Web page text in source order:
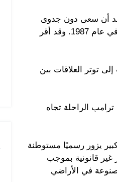
القبض عليه من قبل عملاء مكتب التحقيقات الفدرالي في عام 1985 بعد أن سعى دون جدوى
للجوء في السفارة الإسرائيلية في واشنطن ، حُكم على بولارد بالسجن مدى الحياة في عام 1987. وقد أقر
توتر العلاقات بين
الراحلة تجاه
يزور رسميًا مستوطنة
غير قانونية بموجب
في الأراضي